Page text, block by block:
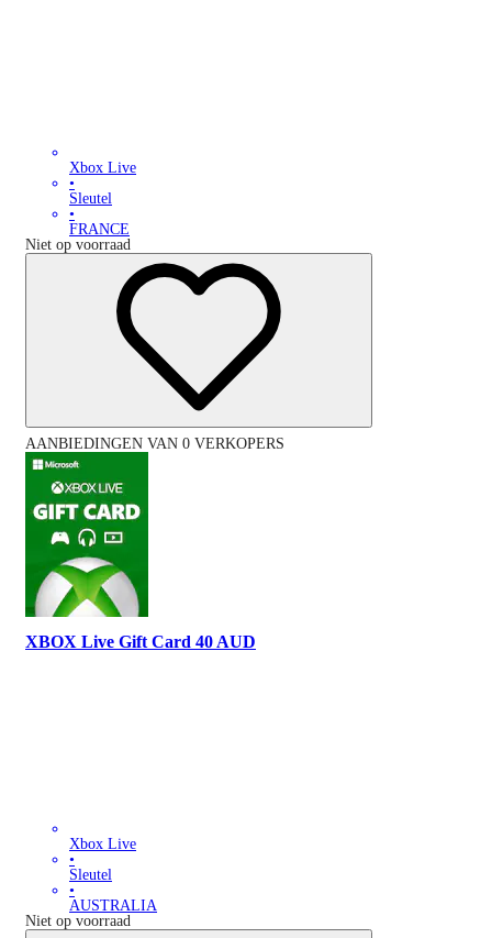
Xbox Live
•
Sleutel
•
FRANCE
Niet op voorraad
AANBIEDINGEN VAN 0 VERKOPERS
XBOX Live Gift Card 40 AUD
Xbox Live
•
Sleutel
•
AUSTRALIA
Niet op voorraad